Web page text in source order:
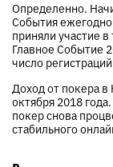
Определенно.
События ежегодно
приняли участие
Главное Событие
число
Доход от покера
октября 2018
покер снова
стабильного